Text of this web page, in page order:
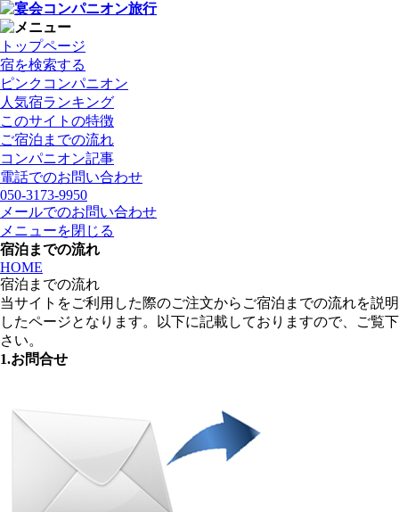
トップページ
宿を検索する
ピンクコンパニオン
人気宿ランキング
このサイトの特徴
ご宿泊までの流れ
コンパニオン記事
電話でのお問い合わせ
050-3173-9950
メールでのお問い合わせ
メニューを閉じる
宿泊までの流れ
HOME
宿泊までの流れ
当サイトをご利用した際のご注文からご宿泊までの流れを説明
したページとなります。以下に記載しておりますので、ご覧下
さい。
1.お問合せ